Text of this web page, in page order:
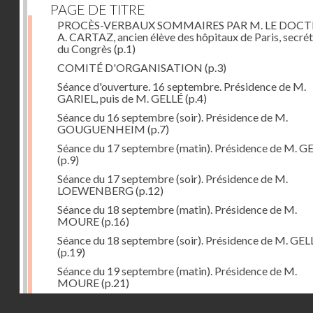
PAGE DE TITRE
PROCÈS-VERBAUX SOMMAIRES PAR M. LE
A. CARTAZ, ancien élève des hôpitaux de Paris,
du Congrès (p.1)
COMITÉ D'ORGANISATION (p.3)
Séance d'ouverture. 16 septembre. Présidence de M.
GARIEL, puis de M. GELLÉ(p.4)
Séance du 16 septembre (soir). Présidence de M.
GOUGUENHEIM (p.7)
Séance du 17 septembre (matin). Présidence de M.
(p.9)
Séance du 17 septembre (soir). Présidence de M.
LOEWENBERG(p.12)
Séance du 18 septembre (matin). Présidence de M.
MOURE(p.16)
Séance du 18 septembre (soir). Présidence de M.
(p.19)
Séance du 19 septembre (matin). Présidence de M.
MOURE(p.21)